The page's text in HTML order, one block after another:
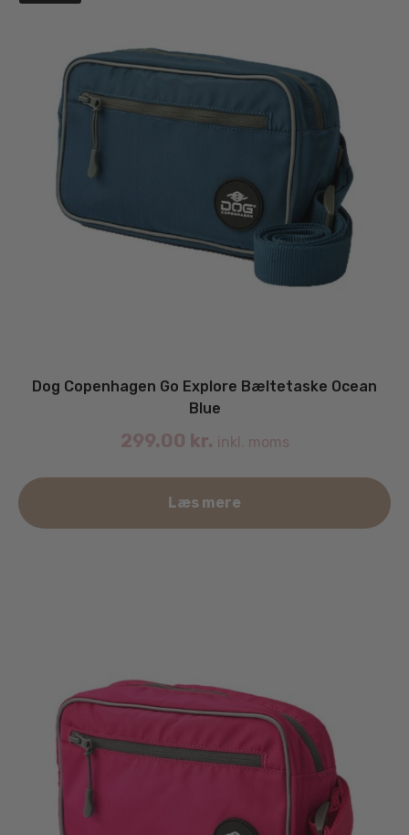
Dog Copenhagen Go Explore Bæltetaske Ocean
Blue
299.00 kr. inkl. moms
Læs mere